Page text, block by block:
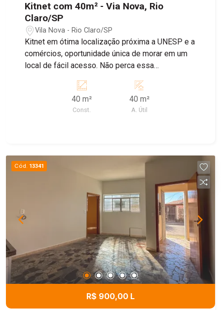
Kitnet com 40m² - Via Nova, Rio
Claro/SP
Vila Nova - Rio Claro/SP
Kitnet em ótima localização próxima a UNESP e a
comércios, oportunidade única de morar em um
local de fácil acesso. Não perca essa
40 m²
Const.
40 m²
A. Útil
Cód. 13341
R$ 900,00 L